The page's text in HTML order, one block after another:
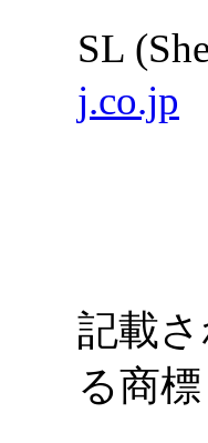
SL
j.co.jp
記載
る商